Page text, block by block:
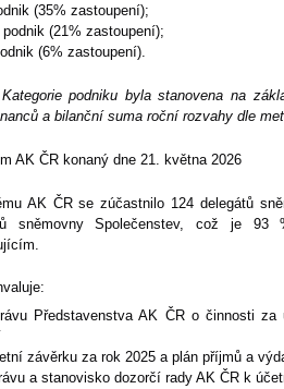
(35% zastoupení);
(21% zastoupení);
(6% zastoupení).
podniku byla stanovena na
a bilanční suma roční rozvahy dle
AK ČR konaný dne 21. května 2026
AK ČR se zúčastnilo 124 delegátů
sněmovny Společenstev, což je
Představenstva AK ČR o činnosti za
závěrku za rok 2025 a plán příjmů a
a stanovisko dozorčí rady AK ČR k